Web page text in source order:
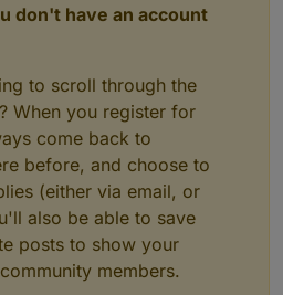
don't have an account
to scroll through the
When you register for
come back to
before, and choose to
(either via email, or
also be able to save
posts to show your
members.